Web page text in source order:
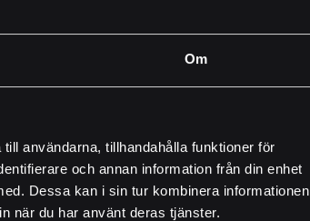
Om
användarna, tillhandahålla funktioner för
och annan information från din enhet
Dessa kan i sin tur kombinera informationen
när du har använt deras tjänster.
att kombinera funktion och design.
material